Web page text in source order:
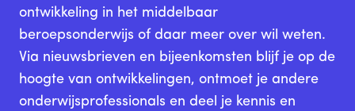
ontwikkeling in het middelbaar
beroepsonderwijs of daar meer over wil weten.
Via nieuwsbrieven en bijeenkomsten blijf je op de
hoogte van ontwikkelingen, ontmoet je andere
onderwijsprofessionals en deel je kennis en